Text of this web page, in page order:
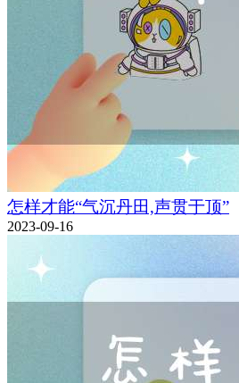
怎样才能“气沉丹田,声贯于顶”
2023-09-16